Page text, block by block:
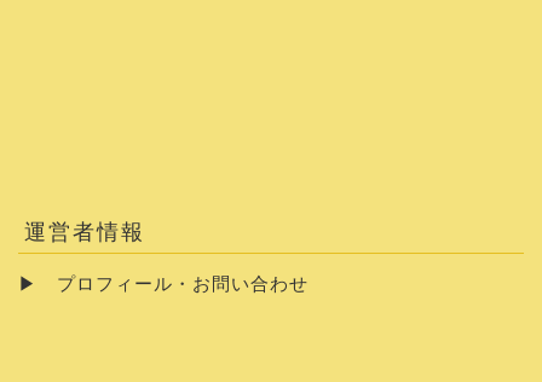
運営者情報
▶ プロフィール・お問い合わせ